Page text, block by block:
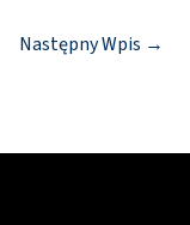
Następny Wpis →